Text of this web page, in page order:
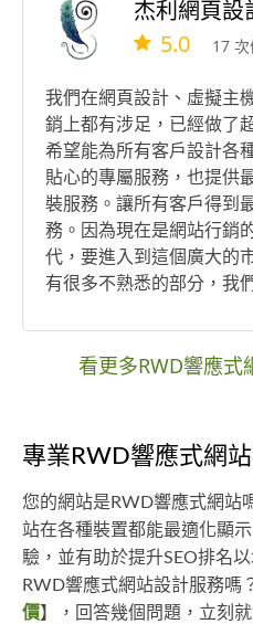
杰利網頁設
5.0 17
我們在網頁設計、虛擬主
銷上都有涉足，已經做了
希望能為所有客戶設計各
貼心的專屬服務，也提供
裝服務。讓所有客戶得到
務。因為現在是網站行銷
代，要進入到這個廣大的
有很多不熟悉的部分，我
看更多RWD響應式
專業RWD響應式網
您的網站是RWD響應式網站
站在各種裝置都能最適化顯
驗，並有助於提升SEO排名
RWD響應式網站設計服務嗎
價】，回答幾個問題，立刻